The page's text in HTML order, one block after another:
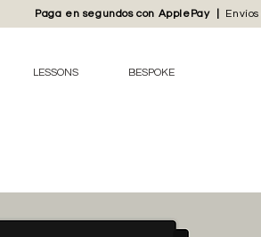
Paga en segundos con ApplePay Envíos
LESSONS BESPOKE